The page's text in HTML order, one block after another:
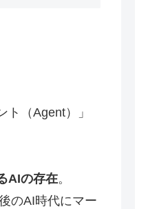
（Agent）」
AIの存在。
のAI時代にマー